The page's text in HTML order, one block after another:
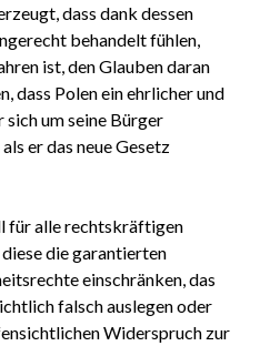
dass dank dessen
behandelt fühlen,
ist, den Glauben daran
dass Polen ein ehrlicher und
um seine Bürger
er das neue Gesetz
für alle rechtskräftigen
die garantierten
einschränken, das
falsch auslegen oder
Widerspruch zur